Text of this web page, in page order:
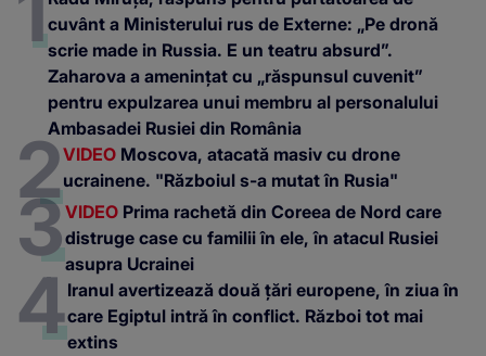
cuvânt a Ministerului rus de Externe: „Pe dronă
scrie made in Russia. E un teatru absurd”.
Zaharova a amenințat cu „răspunsul cuvenit”
pentru expulzarea unui membru al personalului
Ambasadei Rusiei din România
VIDEO Moscova, atacată masiv cu drone
ucrainene. "Războiul s-a mutat în Rusia"
VIDEO Prima rachetă din Coreea de Nord care
distruge case cu familii în ele, în atacul Rusiei
asupra Ucrainei
Iranul avertizează două țări europene, în ziua în
care Egiptul intră în conflict. Război tot mai
extins